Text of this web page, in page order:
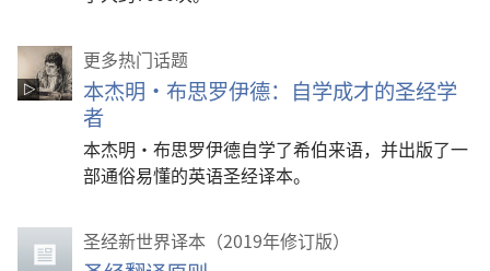
更多热门话题
本杰明·布思罗伊德：自学成才的圣经学
者
本杰明·布思罗伊德自学了希伯来语，并出版了一
部通俗易懂的英语圣经译本。
圣经新世界译本（2019年修订版）